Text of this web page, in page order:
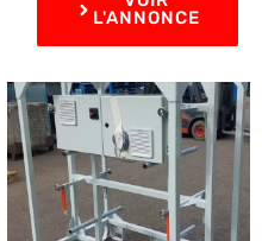
L'ANNONCE